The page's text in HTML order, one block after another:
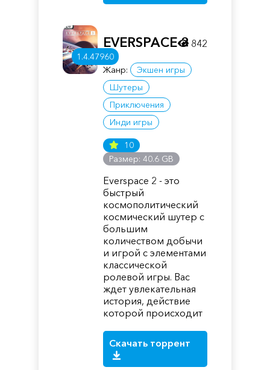
1.4.47960
EVERSPACE 2
Жанр:
Экшен игры
Шутеры
Приключения
Инди игры
10
Размер: 40.6 GB
Everspace 2 - это
быстрый
космополитический
космический шутер с
большим
количеством добычи
и игрой с элементами
классической
ролевой игры. Вас
ждет увлекательная
история, действие
которой происходит
Скачать торрент
842